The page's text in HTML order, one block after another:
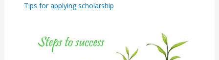
Tips for applying scholarship